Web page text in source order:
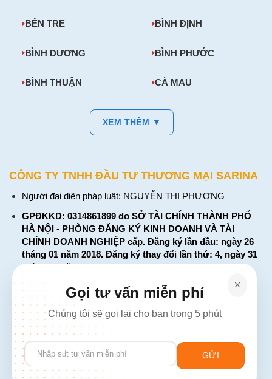
BẾN TRE BÌNH ĐỊNH
BÌNH DƯƠNG BÌNH PHƯỚC
BÌNH THUẬN CÀ MAU
XEM THÊM ▼
CÔNG TY TNHH ĐẦU TƯ THƯƠNG MẠI SARINA
Người đại diện pháp luật: NGUYỄN THỊ PHƯƠNG
GPĐKKD: 0314861899 do SỞ TÀI CHÍNH THÀNH PHỐ
HÀ NỘI - PHÒNG ĐĂNG KÝ KINH DOANH VÀ TÀI
CHÍNH DOANH NGHIỆP cấp. Đăng ký lần đầu: ngày 26
tháng 01 năm 2018. Đăng ký thay đổi lần thứ: 4, ngày 31
tháng 03 năm 2026
226 Đường Láng, Đống Đa, Hà Nội
137 Đường Hòa Hưng, Phường 12, Quận 10, TP. Hồ Chí
Minh
Hotline: 1900 2106 - 0386 001 001
Email:Giaiphap3g@gmail.com
Gọi tư vấn miễn phí
Chúng tôi sẽ gọi lại cho bạn trong 5 phút
Please
leave